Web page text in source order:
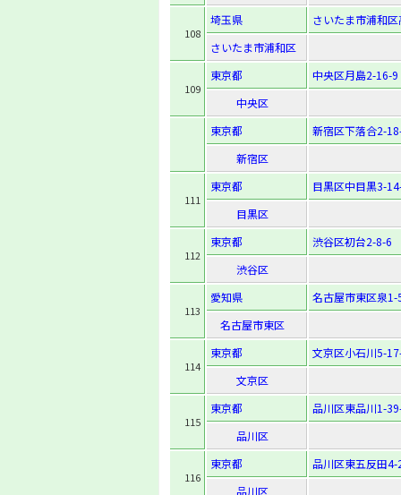
108
埼玉県
さいたま市浦和
さいたま市浦和区
109
東京都
中央区月島2-16-9
中央区
東京都
新宿区下落合2-
新宿区
111
東京都
目黒区中目黒3-
目黒区
112
東京都
渋谷区初台2-8-6
渋谷区
113
愛知県
名古屋市東区泉1-
名古屋市東区
114
東京都
文京区小石川5-
文京区
115
東京都
品川区東品川1-
品川区
116
東京都
品川区東五反田4-
品川区